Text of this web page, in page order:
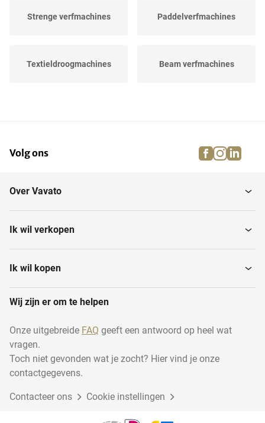
Strenge verfmachines Paddelverfmachines
Textieldroogmachines Beam verfmachines
Volg ons facebook
Over Vavato
Ik wil verkopen
Ik wil kopen
Wij zijn er om te helpen
Onze uitgebreide FAQ geeft een antwoord op heel wat
vragen.
Toch niet gevonden wat je zocht? Hier vind je onze
contactgegevens.
Contacteer ons Cookie instellingen